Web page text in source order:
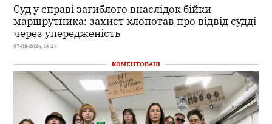
Суд у справі загиблого внаслідок бійки
маршрутника: захист клопотав про відвід судді
через упередженість
07-08-2026, 09:29
КОМЕНТОВАНІ